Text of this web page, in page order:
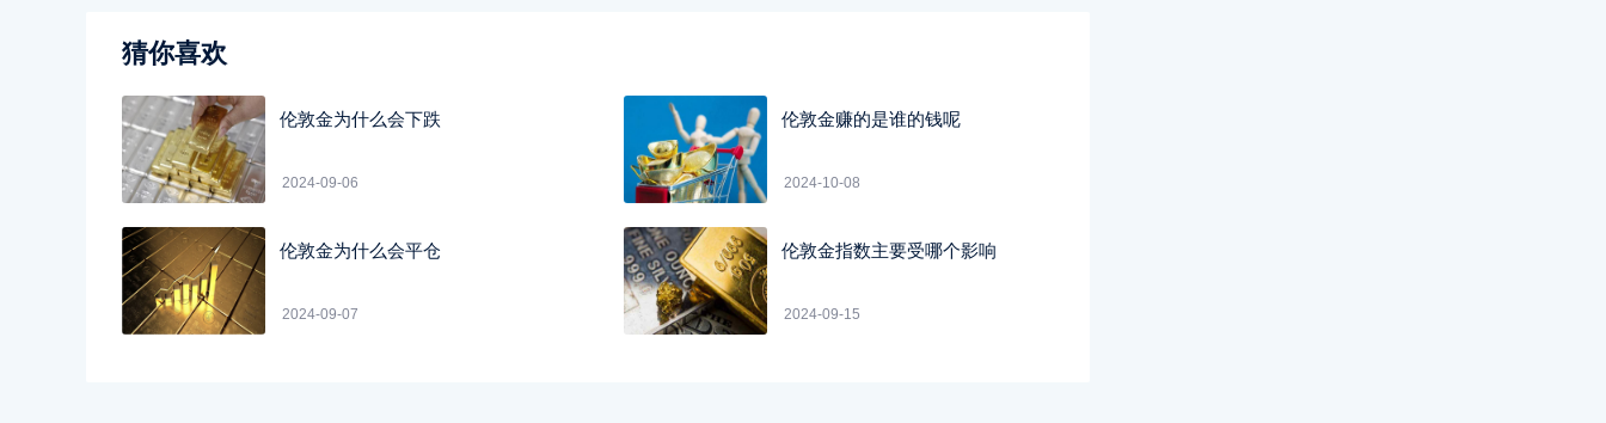
猜你喜欢
伦敦金为什么会下跌
2024-09-06
伦敦金赚的是谁的钱呢
2024-10-08
伦敦金为什么会平仓
2024-09-07
伦敦金指数主要受哪个影响
2024-09-15